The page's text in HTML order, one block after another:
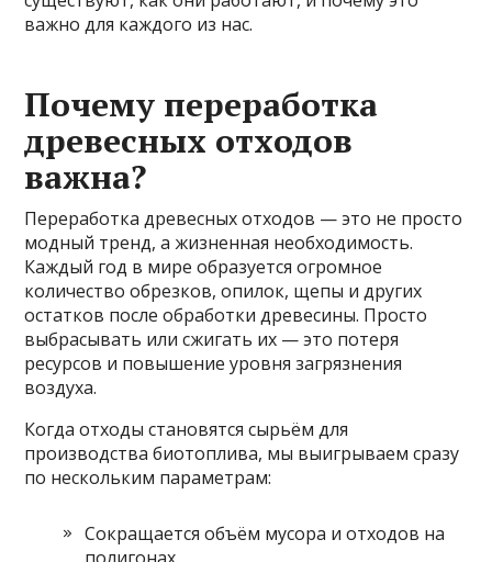
важно для каждого из нас.
Почему переработка
древесных отходов
важна?
Переработка древесных отходов — это не просто
модный тренд, а жизненная необходимость.
Каждый год в мире образуется огромное
количество обрезков, опилок, щепы и других
остатков после обработки древесины. Просто
выбрасывать или сжигать их — это потеря
ресурсов и повышение уровня загрязнения
воздуха.
Когда отходы становятся сырьём для
производства биотоплива, мы выигрываем сразу
по нескольким параметрам:
Сокращается объём мусора и отходов на